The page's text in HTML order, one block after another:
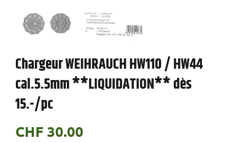
Chargeur WEIHRAUCH HW110 / HW44
cal.5.5mm **LIQUIDATION** dès
15.-/pc
CHF 30.00